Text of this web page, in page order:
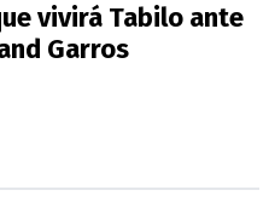
vivirá Tabilo ante
Garros